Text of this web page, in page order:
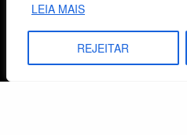
LEIA MAIS
REJEITAR
Centro de Estudos Bíblicos
CNPJ: 29.832.607/0001-10
São Leopoldo, RS, Brasil